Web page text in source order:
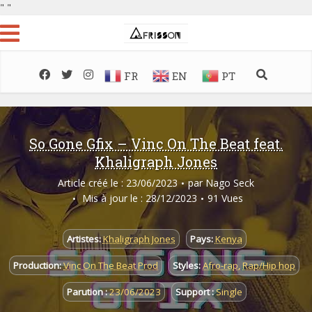
" "
FR EN PT
So Gone Gfix – Vinc On The Beat feat.
Khaligraph Jones
Article créé le : 23/06/2023 par Nago Seck
Mis à jour le : 28/12/2023
91 Vues
Artistes:Khaligraph Jones Pays:Kenya
Production:Vinc On The Beat Prod Styles:Afro-rap,Rap/Hip hop
Parution :23/06/2023 Support :Single